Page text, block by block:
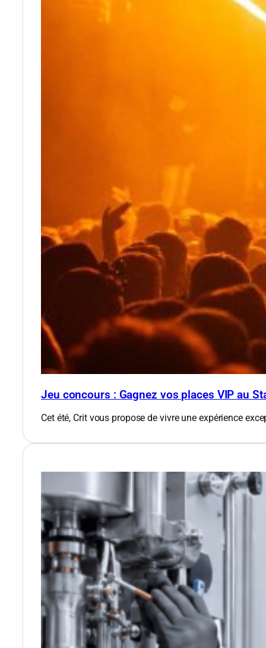
Jeu concours : Gagnez vos places VIP au
Cet été, Crit vous propose de vivre une expérience